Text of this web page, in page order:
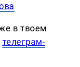
в твоем
телеграм-